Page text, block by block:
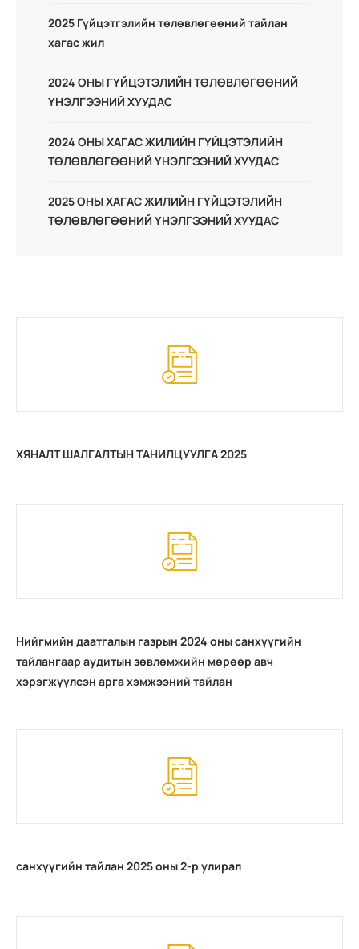
2025 Гүйцэтгэлийн төлөвлөгөөний тайлан
хагас жил
2024 ОНЫ ГҮЙЦЭТЭЛИЙН ТӨЛӨВЛӨГӨӨНИЙ
ҮНЭЛГЭЭНИЙ ХУУДАС
2024 ОНЫ ХАГАС ЖИЛИЙН ГҮЙЦЭТЭЛИЙН
ТӨЛӨВЛӨГӨӨНИЙ ҮНЭЛГЭЭНИЙ ХУУДАС
2025 ОНЫ ХАГАС ЖИЛИЙН ГҮЙЦЭТЭЛИЙН
ТӨЛӨВЛӨГӨӨНИЙ ҮНЭЛГЭЭНИЙ ХУУДАС
ХЯНАЛТ ШАЛГАЛТЫН ТАНИЛЦУУЛГА 2025
Нийгмийн даатгалын газрын 2024 оны санхүүгийн
тайлангаар аудитын зөвлөмжийн мөрөөр авч
хэрэгжүүлсэн арга хэмжээний тайлан
санхүүгийн тайлан 2025 оны 2-р улирал